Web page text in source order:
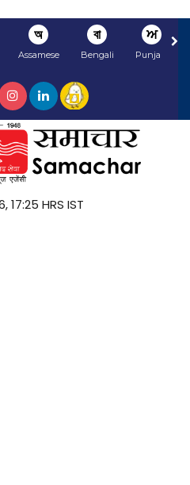
অ
Assamese
বা
Bengali
ਅ
Punjabi
17:25 HRS IST